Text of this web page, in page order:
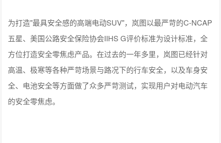
为打造"最具安全感的高端电动SUV"，岚图以最严苛的C-NCAP
五星、美国公路安全保险协会IIHS G评价标准为设计标准，全
方位打造安全零焦虑产品。在过去的一年多里，岚图已经针对
高温、极寒等各种严苛场景与路况下的行车安全，以及车身安
全、电池安全等方面做了众多严苛测试，实现用户对电动汽车
的安全零焦虑。